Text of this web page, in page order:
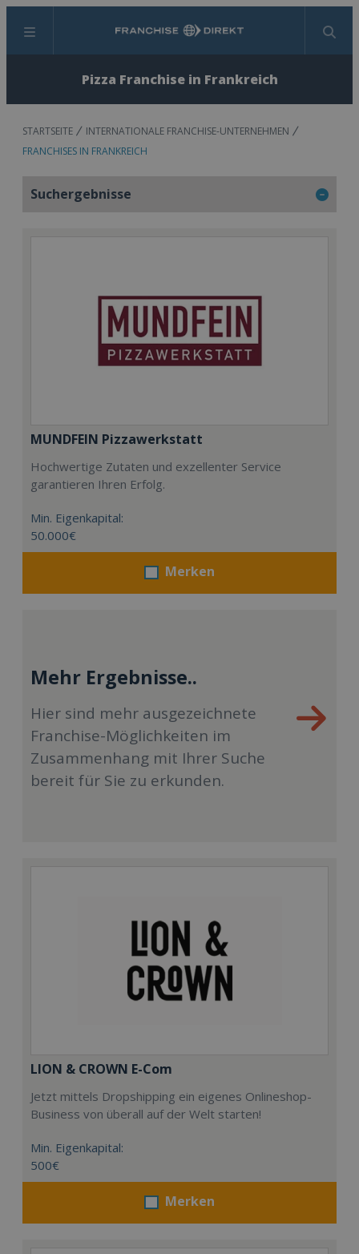
Menü Suchen
Pizza Franchise in Frankreich
STARTSEITE
INTERNATIONALE FRANCHISE-UNTERNEHMEN
FRANCHISES IN FRANKREICH
Suchergebnisse
MUNDFEIN Pizzawerkstatt
Hochwertige Zutaten und exzellenter Service
garantieren Ihren Erfolg.
Min. Eigenkapital:
50.000€
Merken
Mehr Ergebnisse..
Hier sind mehr ausgezeichnete
Franchise-Möglichkeiten im
Zusammenhang mit Ihrer Suche
bereit für Sie zu erkunden.
LION & CROWN E-Com
Jetzt mittels Dropshipping ein eigenes Onlineshop-
Business von überall auf der Welt starten!
Min. Eigenkapital:
500€
Merken